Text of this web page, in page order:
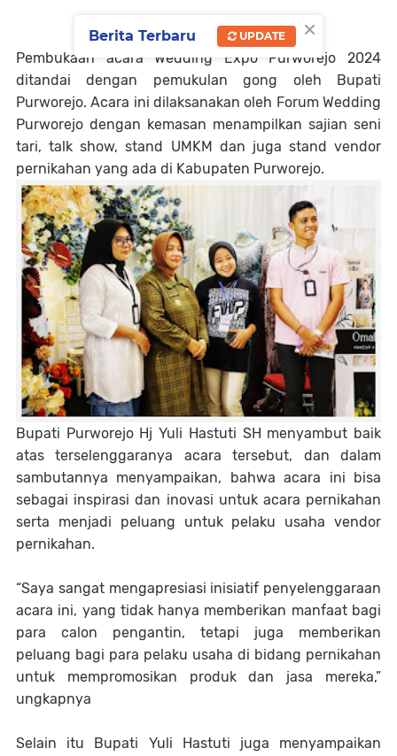
Pembukaan acara Wedding Expo Purworejo 2024
ditandai dengan pemukulan gong oleh Bupati
Purworejo. Acara ini dilaksanakan oleh Forum Wedding
Purworejo dengan kemasan menampilkan sajian seni
tari, talk show, stand UMKM dan juga stand vendor
pernikahan yang ada di Kabupaten Purworejo.
Bupati Purworejo Hj Yuli Hastuti SH menyambut baik
atas terselenggaranya acara tersebut, dan dalam
sambutannya menyampaikan, bahwa acara ini bisa
sebagai inspirasi dan inovasi untuk acara pernikahan
serta menjadi peluang untuk pelaku usaha vendor
pernikahan.
“Saya sangat mengapresiasi inisiatif penyelenggaraan
acara ini, yang tidak hanya memberikan manfaat bagi
para calon pengantin, tetapi juga memberikan
peluang bagi para pelaku usaha di bidang pernikahan
untuk mempromosikan produk dan jasa mereka,”
ungkapnya
Selain itu Bupati Yuli Hastuti juga menyampaikan
×
Berita Terbaru UPDATE